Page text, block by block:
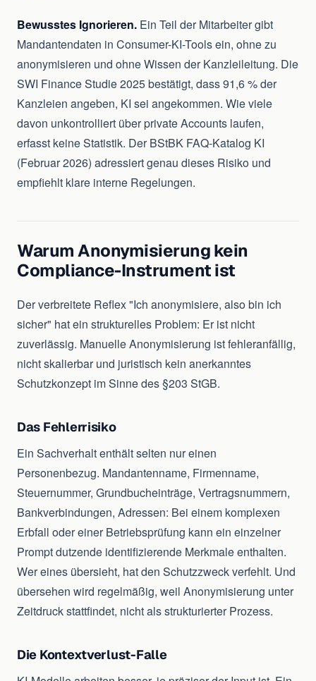
Bewusstes Ignorieren. Ein Teil der Mitarbeiter gibt
Mandantendaten in Consumer-KI-Tools ein, ohne zu
anonymisieren und ohne Wissen der Kanzleileitung. Die
SWI Finance Studie 2025 bestätigt, dass 91,6 % der
Kanzleien angeben, KI sei angekommen. Wie viele
davon unkontrolliert über private Accounts laufen,
erfasst keine Statistik. Der BStBK FAQ-Katalog KI
(Februar 2026) adressiert genau dieses Risiko und
empfiehlt klare interne Regelungen.
Warum Anonymisierung kein
Compliance-Instrument ist
Der verbreitete Reflex "Ich anonymisiere, also bin ich
sicher" hat ein strukturelles Problem: Er ist nicht
zuverlässig. Manuelle Anonymisierung ist fehleranfällig,
nicht skalierbar und juristisch kein anerkanntes
Schutzkonzept im Sinne des §203 StGB.
Das Fehlerrisiko
Ein Sachverhalt enthält selten nur einen
Personenbezug. Mandantenname, Firmenname,
Steuernummer, Grundbucheinträge, Vertragsnummern,
Bankverbindungen, Adressen: Bei einem komplexen
Erbfall oder einer Betriebsprüfung kann ein einzelner
Prompt dutzende identifizierende Merkmale enthalten.
Wer eines übersieht, hat den Schutzzweck verfehlt. Und
übersehen wird regelmäßig, weil Anonymisierung unter
Zeitdruck stattfindet, nicht als strukturierter Prozess.
Die Kontextverlust-Falle